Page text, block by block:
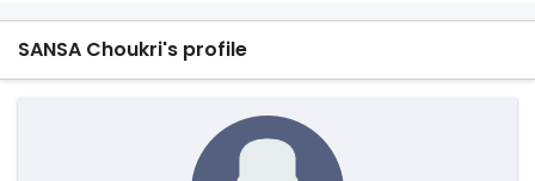
SANSA Choukri's profile